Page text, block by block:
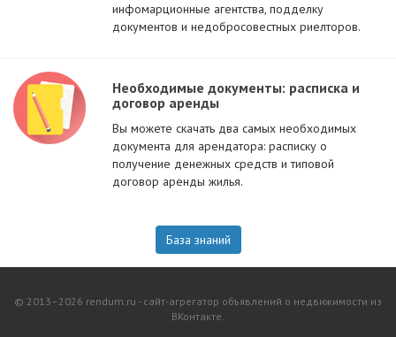
инфомарционные агентства, подделку
документов и недобросовестных риелторов.
Необходимые документы: расписка и
договор аренды
Вы можете скачать два самых необходимых
документа для арендатора: расписку о
получение денежных средств и типовой
договор аренды жилья.
База знаний
© 2013–2026 rendum.ru - сайт-агрегатор объявлений о недвижимости из
ВКонтакте.